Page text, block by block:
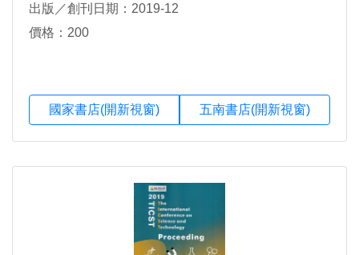
出版／創刊日期：2019-12
價格：200
國家書店(開新視窗) 五南書店(開新視窗)